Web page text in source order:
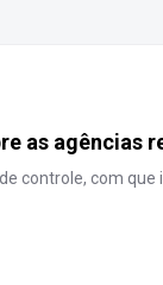
as agências
controle, com que